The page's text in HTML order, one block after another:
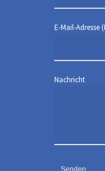
E-Mail-Adresse
Nachricht